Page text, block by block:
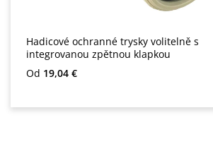
Hadicové ochranné trysky volitelně s
integrovanou zpětnou klapkou
Běžná cena:
Od 19,04 €